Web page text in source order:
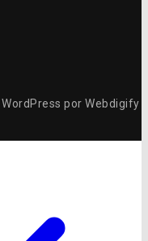
por Webdigify